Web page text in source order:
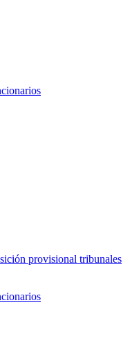
provisional tribunales